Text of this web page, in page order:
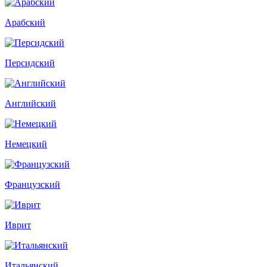
Арабский
Персидский
Английский
Немецкий
Французский
Иврит